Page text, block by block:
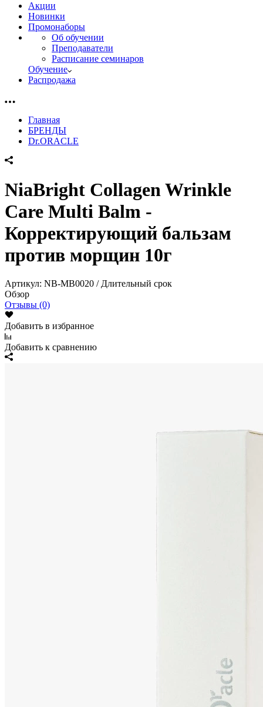
Акции
Новинки
Промонаборы
Об обучении
Преподаватели
Расписание семинаров
Обучение
Распродажа
Главная
БРЕНДЫ
Dr.ORACLE
NiaBright Collagen Wrinkle
Care Multi Balm -
Корректирующий бальзам
против морщин 10г
Артикул: NB-MB0020 / Длительный срок
Обзор
Отзывы (0)
Добавить в избранное
Добавить к сравнению